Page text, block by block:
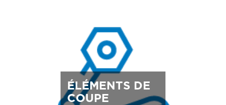
ÉLÉMENTS DE
COUPE